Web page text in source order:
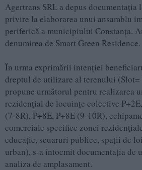
Agertrans SRL a depus documentația
privire la elaborarea unui ansamblu
periferică a municipiului Constanța.
denumirea de Smart Green Residence.
În urma exprimării intenției
dreptul de utilizare al terenului (Slot=
propune următorul pentru realizarea
rezidențial de locuințe colective
(7-8R), P+8E, P+8E (9-10R),
comerciale specifice zonei
educație, scuaruri publice, spații de
urban), s-a întocmit documentația de
analiza de amplasament.